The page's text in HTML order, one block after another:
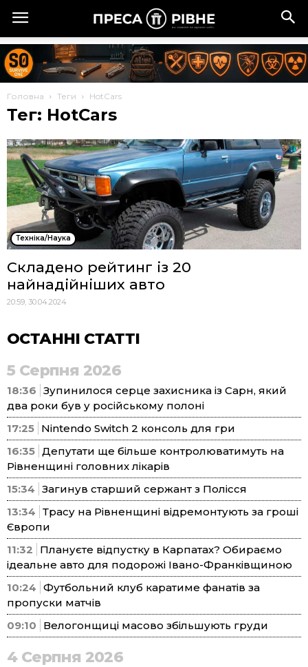
Головна Теги HotCars
Тег: HotCars
Техніка/Наука
Складено рейтинг із 20
найнадійніших авто
20:59, 30.04.2024
ОСТАННІ СТАТТІ
5 Серпня 2026
18:36 Зупинилося серце захисника із Сарн, який
два роки був у російському полоні
17:25 Nintendo Switch 2 консоль для гри
16:35 Депутати ще більше контролюватимуть на
Рівненщині головних лікарів
15:34 Загинув старший сержант з Полісся
13:34 Трасу на Рівненщині відремонтують за гроші
Європи
11:32
Плануєте відпустку в Карпатах? Обираємо
ідеальне авто для подорожі Івано-Франківщиною
10:24 Футбольний клуб каратиме фанатів за
пропуски матчів
09:10
Велогонщиці масово збільшують груди
4 Серпня 2026